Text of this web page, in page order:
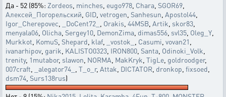
Да - 52 (85%: Zordeos minches eugo978 Chara SGOR69
Алексей_Погорельский GID vetrogen Sanhesun Apostol44
Igor_Cherepovec
_DoCent72_ Orakis 44MSB Artik skor83
menyala06 Olicha Sergey10 DemonZima dimas556 svl35 Oleg_Y
Murkkot KomuS Shepard klaf _vostok_ Casumi vovan21
ivanarhipov garik KALISTO0323 IRON800 Santa Odinoki_Volk
trenity, 1mutabor, slawon NORMA MakKryk TigLe goldroodger,
007craft
_alegator74_ T_o_r, Attak DICTATOR dronkop fixsoed
dsm74 Surs138rus)